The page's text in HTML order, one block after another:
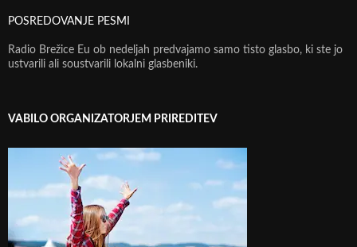
POSREDOVANJE PESMI
Radio Brežice Eu ob nedeljah predvajamo samo tisto glasbo, ki ste jo
ustvarili ali soustvarili lokalni glasbeniki.
VABILO ORGANIZATORJEM PRIREDITEV